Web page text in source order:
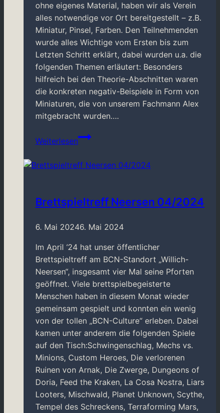
ohne eigenes Material, haben wir als Verein
alles notwendige vor Ort bereitgestellt – z.B.
Miniatur, Pinsel, Farben. Den Teilnehmenden
wurde alles Wichtige vom Ersten bis zum
Letzten Schritt erklärt, dabei wurden u.a. die
folgenden Themen erläutert: Besonders
hilfreich bei den Theorie-Abschnitten waren
die konkreten negativ-Beispiele in Form von
Miniaturen, die von unserem Fachmann Alex
mitgebracht wurden….
Weiterlesen
Neu
im
Vereinsangebot:
beim
BCN
Brettspieltreff Neersen 04/2024
6. Mai 20246. Mai 2024
Im April ‘24 hat unser öffentlicher
Brettspieltreff am BCN-Standort „Willich-
Neersen“, insgesamt vier Mal seine Pforten
geöffnet. Viele brettspielbegeisterte
Menschen haben in diesem Monat wieder
gemeinsam gespielt und konnten ein wenig
von der tollen „BCN-Culture“ erleben. Dabei
kamen unter anderem die folgenden Spiele
auf den Tisch:Schwingenschlag, Mechs vs.
Minions, Custom Heroes, Die verlorenen
Ruinen von Arnak, Die Zwerge, Dungeons of
Doria, Feed the Kraken, La Cosa Nostra, Liars
Looters, Mischwald, Planet Unknown, Scythe,
Tempel des Schreckens, Terraforming Mars,